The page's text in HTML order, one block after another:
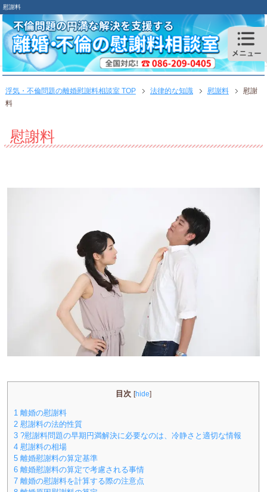
慰謝料
浮気・不倫問題の離婚慰謝料相談室 TOP 法律的な知識 慰謝料
慰謝
料
慰謝料
目次 [hide]
1 離婚の慰謝料
2 慰謝料の法的性質
3 ?慰謝料問題の早期円満解決に必要なのは、冷静さと適切な情報
4 慰謝料の相場
5 離婚慰謝料の算定基準
6 離婚慰謝料の算定で考慮される事情
7 離婚の慰謝料を計算する際の注意点